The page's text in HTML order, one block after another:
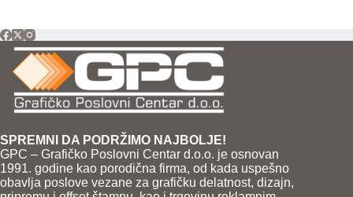
SPREMNI DA PODRŽIMO NAJBOLJE!
GPC – Grafičko Poslovni Centar d.o.o. je osnovan
1991. godine kao porodična firma, od kada uspešno
obavlja poslove vezane za grafičku delatnost, dizajn,